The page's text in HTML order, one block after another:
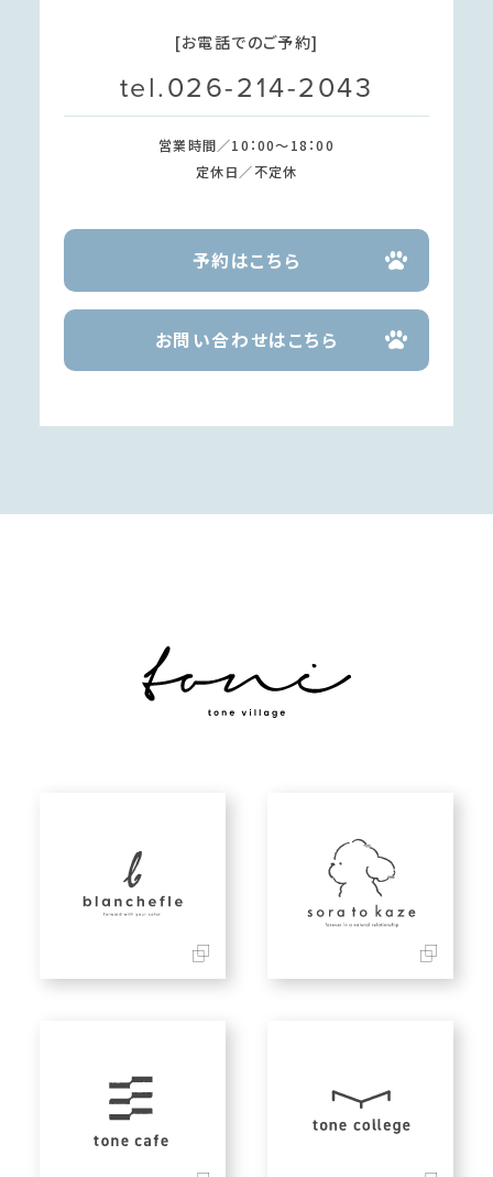
[お電話でのご予約]
tel.026-214-2043
営業時間／10：00～18：00
定休日／不定休
予約はこちら
お問い合わせはこちら